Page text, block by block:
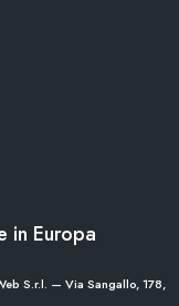
in Europa
S.r.l. — Via Sangallo, 178,